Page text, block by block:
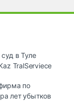
в Туле
TralServiece
по
лет убытков